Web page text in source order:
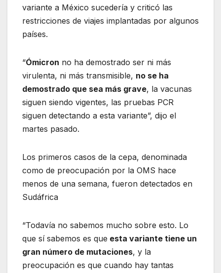
variante a México sucedería y criticó las
restricciones de viajes implantadas por algunos
países.
“Ómicron no ha demostrado ser ni más
virulenta, ni más transmisible, no se ha
demostrado que sea más grave, la vacunas
siguen siendo vigentes, las pruebas PCR
siguen detectando a esta variante”, dijo el
martes pasado.
Los primeros casos de la cepa, denominada
como de preocupación por la OMS hace
menos de una semana, fueron detectados en
Sudáfrica
“Todavía no sabemos mucho sobre esto. Lo
que sí sabemos es que esta variante tiene un
gran número de mutaciones, y la
preocupación es que cuando hay tantas